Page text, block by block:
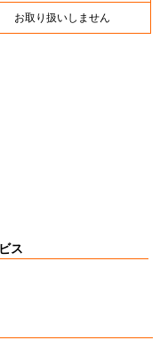
お取り扱いしません
ス